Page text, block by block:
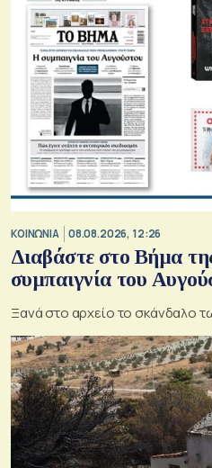
ΚΟΙΝΩΝΙΑ 08.08.2026, 12:26
Διαβάστε στο Βήμα
συμπαιγνία του
Ξανά στο αρχείο το σκάνδαλο